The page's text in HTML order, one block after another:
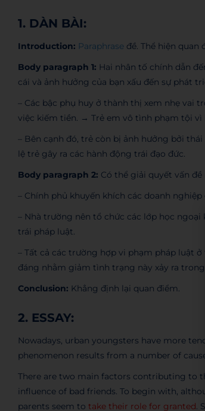
1. DÀN BÀI:
Introduction: Paraphrase đề. Thể hiện quan
Body paragraph 1: Hai nhân tố chính dẫn
cái và ảnh hưởng của bạn xấu đến sự phát
– Các bậc phụ huy ở thành thị xem nhẹ vai
việc kiếm tiền. → Trẻ em vô tình phạm tội
– Bên cạnh đó, trẻ còn bị ảnh hưởng bởi
lệ trẻ gây ra các hành động trái đạo đức.
Body paragraph 2: Có thể giải quyết vấn
– Chính phủ khuyến khích các doanh
– Nhà trường nên tổ chức các lớp học ngoại
trái pháp luật.
– Tất cả các trường hợp vi phạm pháp luật
đáng nhằm giảm tình trạng này xảy ra trong
Conclusion: Khẳng định lại quan điểm.
2. ESSAY:
Nowadays, urban youngsters have more
phenomenon results from a number of
There are two main factors contributing to
influence of bad friends. To begin with,
parents seem to take their role for granted.